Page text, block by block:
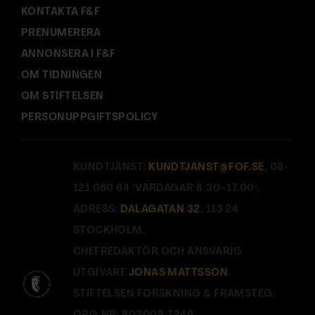
KONTAKTA F&F
PRENUMERERA
ANNONSERA I F&F
OM TIDNINGEN
OM STIFTELSEN
PERSONUPPGIFTSPOLICY
KUNDTJÄNST: KUNDTJANST@FOF.SE , 08-
121 060 64 (VARDAGAR 8.30–17.00).
ADRESS: DALAGATAN 32 , 113 24
STOCKHOLM.
CHEFREDAKTÖR OCH ANSVARIG
UTGIVARE JONAS MATTSSON .
STIFTELSEN FORSKNING & FRAMSTEG.